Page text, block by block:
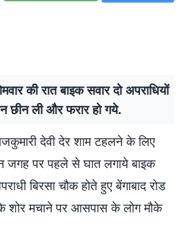
की रात बाइक सवार दो अपराधियों
छीन ली और फरार हो गये.
देवी देर शाम टहलने के लिए
जगह पर पहले से घात लगाये बाइक
बिरसा चौक होते हुए बेंगाबाद रोड
के शोर मचाने पर आसपास के लोग मौके